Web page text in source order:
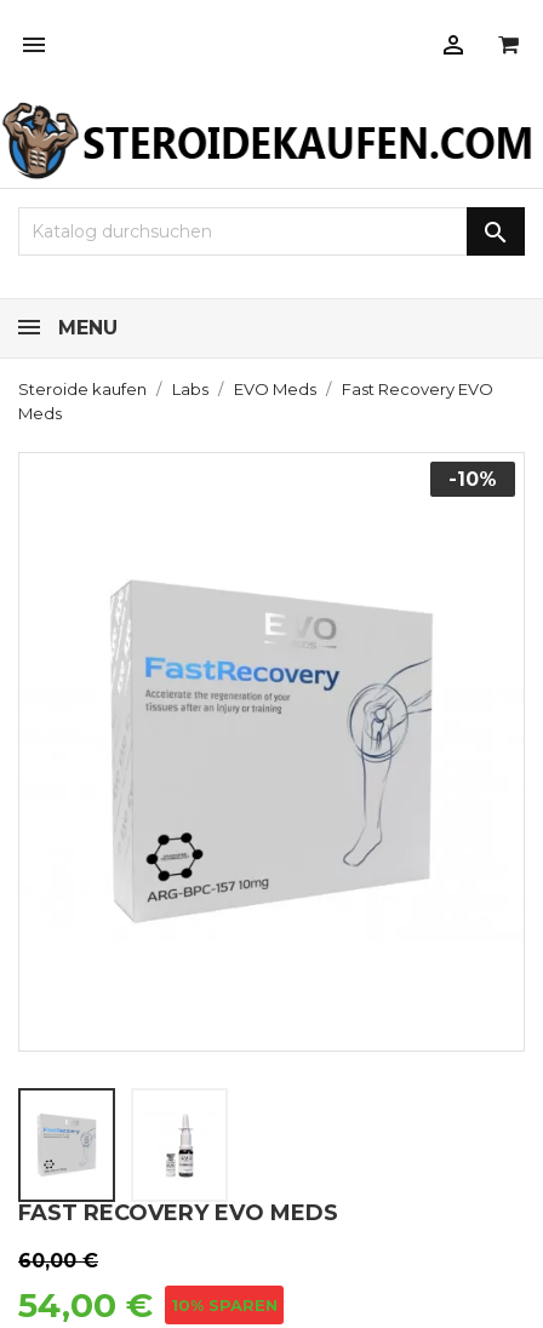
 

MENU
Steroide kaufen Labs EVO Meds
Fast Recovery EVO
Meds
-10%
FAST RECOVERY EVO MEDS
60,00 €
54,00 € 10% SPAREN